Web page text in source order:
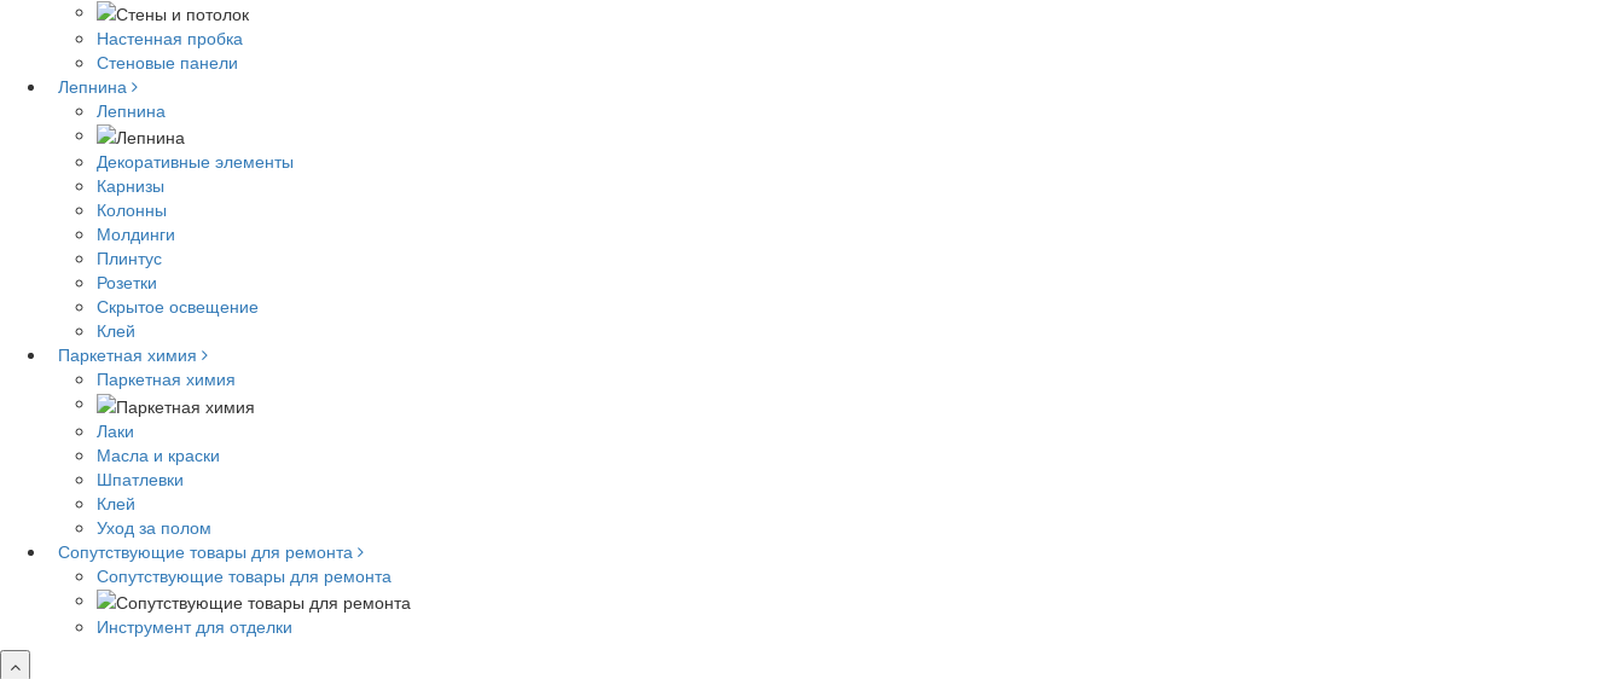
Настенная пробка
Стеновые панели
Лепнина
Лепнина
Декоративные элементы
Карнизы
Колонны
Молдинги
Плинтус
Розетки
Скрытое освещение
Клей
Паркетная химия
Паркетная химия
Лаки
Масла и краски
Шпатлевки
Клей
Уход за полом
Сопутствующие товары для ремонта
Сопутствующие товары для ремонта
Инструмент для отделки